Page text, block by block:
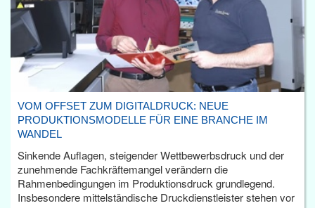
VOM OFFSET ZUM DIGITALDRUCK: NEUE
PRODUKTIONSMODELLE FÜR EINE BRANCHE IM
WANDEL
Sinkende Auflagen, steigender Wettbewerbsdruck und der
zunehmende Fachkräftemangel verändern die
Rahmenbedingungen im Produktionsdruck grundlegend.
Insbesondere mittelständische Druckdienstleister stehen vor